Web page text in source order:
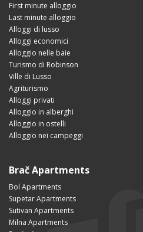
First minute alloggio
Last minute alloggio
Alloggi di lusso
Alloggi economici
Alloggio nelle baie
Turismo di Robinson
Ville di Lusso
Agriturismo
Alloggi privati
Alloggio in alberghi
Alloggio in ostelli
Alloggio nei campeggi
Brač Apartments
Bol Apartments
Supetar Apartments
Sutivan Apartments
Milna Apartments